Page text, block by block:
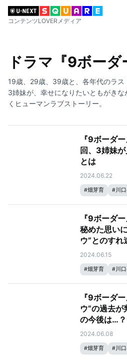
コンテンツLOVERメディア
ドラマ『9ボーダ
19歳、29歳、39歳と、各年代のラ
3姉妹が、幸せになりたいともがき
くヒューマンラブストーリー。
『9ボーダ
回、3姉妹
とは
2024.06.22
#畑芽育 #川
『9ボーダ
秘めた思い
ウ”とのす
2024.06.15
#畑芽育 #川
『9ボーダ
ウ”の過去が
の今後は…？
2024.06.08
#畑芽育 #川